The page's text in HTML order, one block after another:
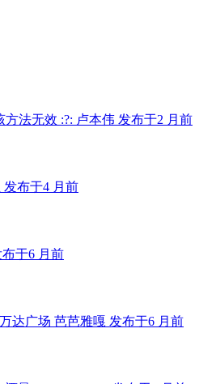
方法无效 :?: 卢本伟 发布于2 月前
发布于4 月前
布于6 月前
达广场 芭芭雅嘎 发布于6 月前